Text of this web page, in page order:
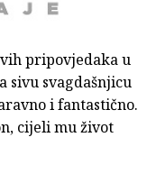
pripovjedaka u
sivu svagdašnjicu
i fantastično.
cijeli mu život